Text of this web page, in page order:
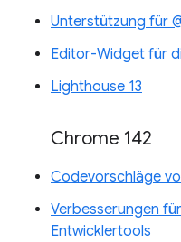
Unterstützung für
Editor-Widget für
Lighthouse 13
Chrome 142
Codevorschläge
Verbesserungen
Entwicklertools